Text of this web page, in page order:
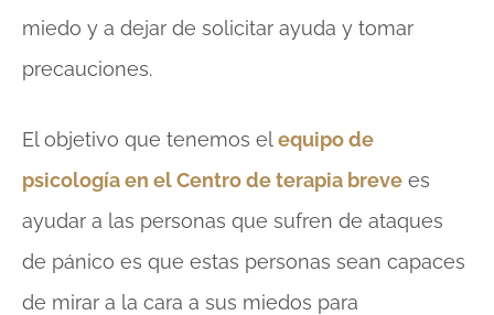
miedo y a dejar de solicitar ayuda y tomar
precauciones.
El objetivo que tenemos elequipo de
psicología en el Centro de terapia breve es
ayudar a las personas que sufren de ataques
de pánico es que estas personas sean capaces
de mirar a la cara a sus miedos para